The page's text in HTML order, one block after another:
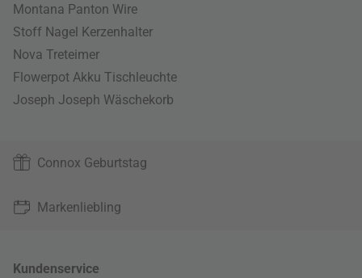
Montana Panton Wire
Stoff Nagel Kerzenhalter
Nova Treteimer
Flowerpot Akku Tischleuchte
Joseph Joseph Wäschekorb
Connox Geburtstag
Markenliebling
Kundenservice